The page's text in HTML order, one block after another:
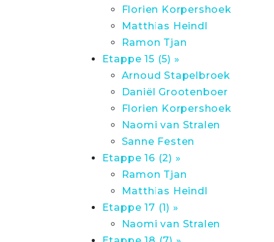
Florien Korpershoek
Matthias Heindl
Ramon Tjan
Etappe 15 (5) »
Arnoud Stapelbroek
Daniël Grootenboer
Florien Korpershoek
Naomi van Stralen
Sanne Festen
Etappe 16 (2) »
Ramon Tjan
Matthias Heindl
Etappe 17 (1) »
Naomi van Stralen